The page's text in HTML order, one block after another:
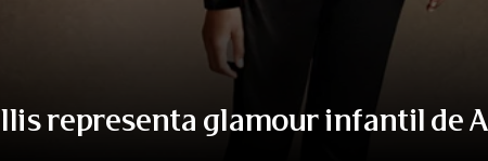
representa glamour infantil de